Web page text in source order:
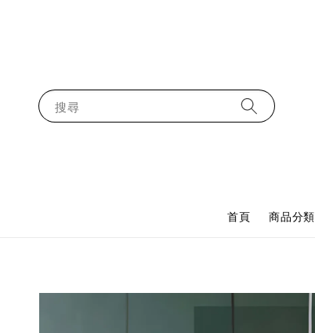
搜尋
首頁 商品分類